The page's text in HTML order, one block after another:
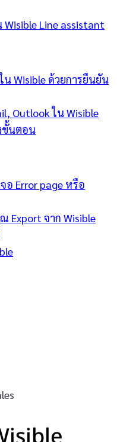
Line assistant
น Wisible ด้วยการยืนยัน
Outlook ใน Wisible
ขั้นตอน
อ Error page หรือ
Export จาก Wisible